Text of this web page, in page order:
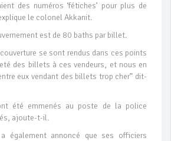
des numéros ‘fétiches’ pour plus de
le colonel Akkanit.
est de 80 baths par billet.
se sont rendus dans ces points
des billets à ces vendeurs, et nous en
eux vendant des billets trop cher” dit-
été emmenés au poste de la police
ajoute-t-il.
également annoncé que ses officiers